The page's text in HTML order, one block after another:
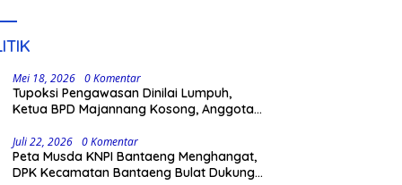
Mei 18, 2026 0 Komentar
Tupoksi Pengawasan Dinilai Lumpuh,
Ketua BPD Majannang Kosong, Anggota
Juli 22, 2026 0 Komentar
Peta Musda KNPI Bantaeng Menghangat,
DPK Kecamatan Bantaeng Bulat Dukung